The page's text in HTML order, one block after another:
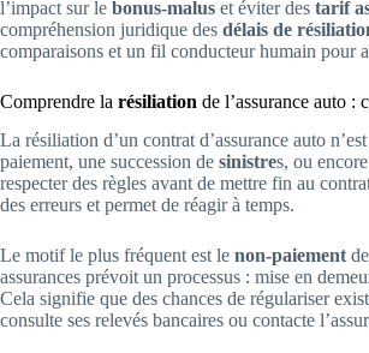
l’impact sur le bonus-malus et éviter des tarif
compréhension juridique des délais de
comparaisons et un fil conducteur humain pour
Comprendre la résiliation de l’assurance auto :
La résiliation d’un contrat d’assurance auto
paiement, une succession de sinistres, ou
respecter des règles avant de mettre fin au
des erreurs et permet de réagir à temps.
Le motif le plus fréquent est le non-paiement
assurances prévoit un processus : mise en
Cela signifie que des chances de régulariser
consulte ses relevés bancaires ou contacte